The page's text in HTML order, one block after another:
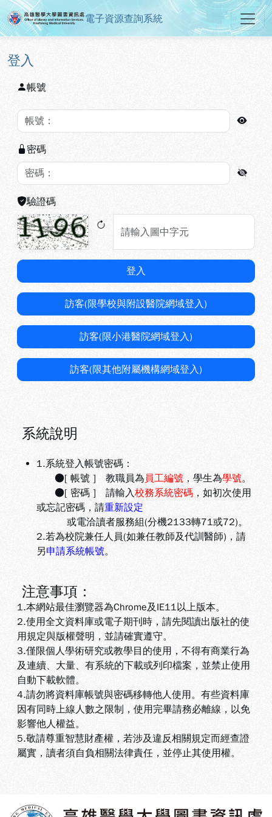
跳到主要內容
:::
高雄醫學大學圖書資訊處電子資
電子資源查詢系統
:::
登入
帳號
密碼
驗證碼
登入
訪客(限學校與附設醫院網域登入)
訪客(限小港醫院網域登入)
訪客(限其他附屬機構網域登入)
系統說明
1.系統登入帳號密碼：
●[ 帳號 ] 教職員為 員工編號 ，學生為學號。
●[ 密碼 ] 請輸入校務系統密碼 ，如初次使用
或忘記密碼，請重新設定
或電洽讀者服務組(分機2133轉71或72)。
2.若為校院兼任人員(如兼任教師及代訓醫師)，請
另申請系統帳號。
注意事項：
1.本網站最佳瀏覽器為Chrome及IE11以上版本。
2.使用全文資料庫或電子期刊時，請先閱讀出版社的使
用規定與版權聲明，並請確實遵守。
3.僅限個人學術研究或教學目的使用，不得有商業行為
及連續、大量、有系統的下載或列印檔案，並禁止使用
自動下載軟體。
4.請勿將資料庫帳號與密碼移轉他人使用。有些資料庫
因有同時上線人數之限制，使用完畢請務必離線，以免
影響他人權益。
5.敬請尊重智慧財產權，若涉及違反相關規定而經查證
屬實，讀者須自負相關法律責任，並停止其使用權。